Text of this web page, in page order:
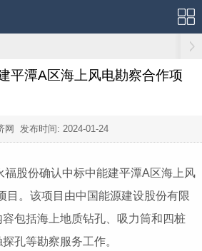
平潭A区海上风电勘察合作项
网 发布时间: 2024-01-24
福股份确认中标中能建平潭A区海上风
目。该项目由中国能源建设股份有限
包括海上地质钻孔、吸力筒和四桩
孔等勘察服务工作。